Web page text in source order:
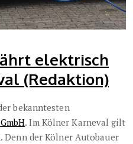
elektrisch
(Redaktion)
bekanntesten
. Im Kölner Karneval gilt
Denn der Kölner Autobauer